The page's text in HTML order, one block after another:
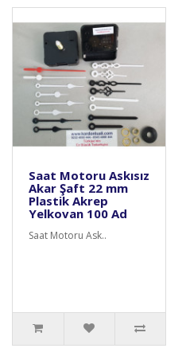
Saat Motoru Askısız
Akar Şaft 22 mm
Plastik Akrep
Yelkovan 100 Ad
Saat Motoru Ask..